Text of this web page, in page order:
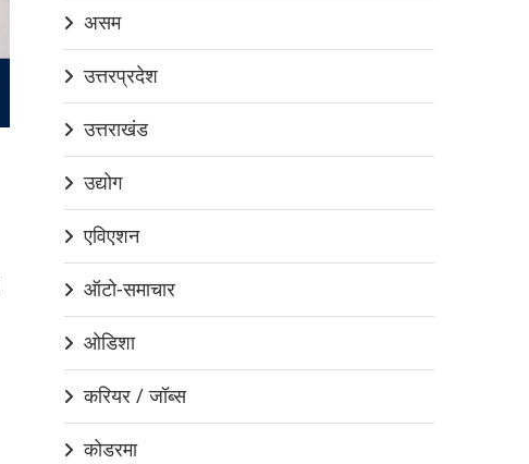
असम
उत्तरप्रदेश
उत्तराखंड
उद्योग
एविएशन
ऑटो-समाचार
ओडिशा
करियर / जॉब्स
कोडरमा